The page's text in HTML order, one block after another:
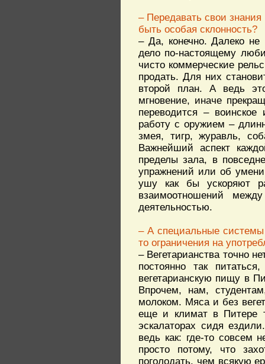
– Передавать свои
быть особая склонность?
– Да, конечно. Далеко не
дело по-настоящему
чисто коммерческие
продать. Для них
второй план. А ведь
мгновение, иначе
переводится –
работу с оружием –
змея, тигр, журавль,
Важнейший аспект
пределы зала, в
упражнений или об
ушу как бы ускоряют
взаимоотношений
деятельностью.
– А специальные
то ограничения на
– Вегетарианства точно
постоянно так
вегетарианскую пищу в
Впрочем, нам,
молоком. Мяса и без
еще и климат в Питере
эскалаторах сидя
ведь как: где-то совсем
просто потому, что
поголодать, чем всякую